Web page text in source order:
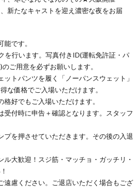
新たなキャストを迎え濃密な夜をお届
です。
を行います。写真付きID(運転免許証・パ
ご用意を必ずお願いします。
ットパンツを履く「ノーパンスウェット」
な価格でご入場いただけます。
好でもご入場いただけます。
受付時に申告＋確認となります。スタッフ
プを押させていただきます。その後の入退
ル大歓迎！スジ筋・マッチョ・ガッチリ・
遠慮ください。ご退店いただく場合もござ